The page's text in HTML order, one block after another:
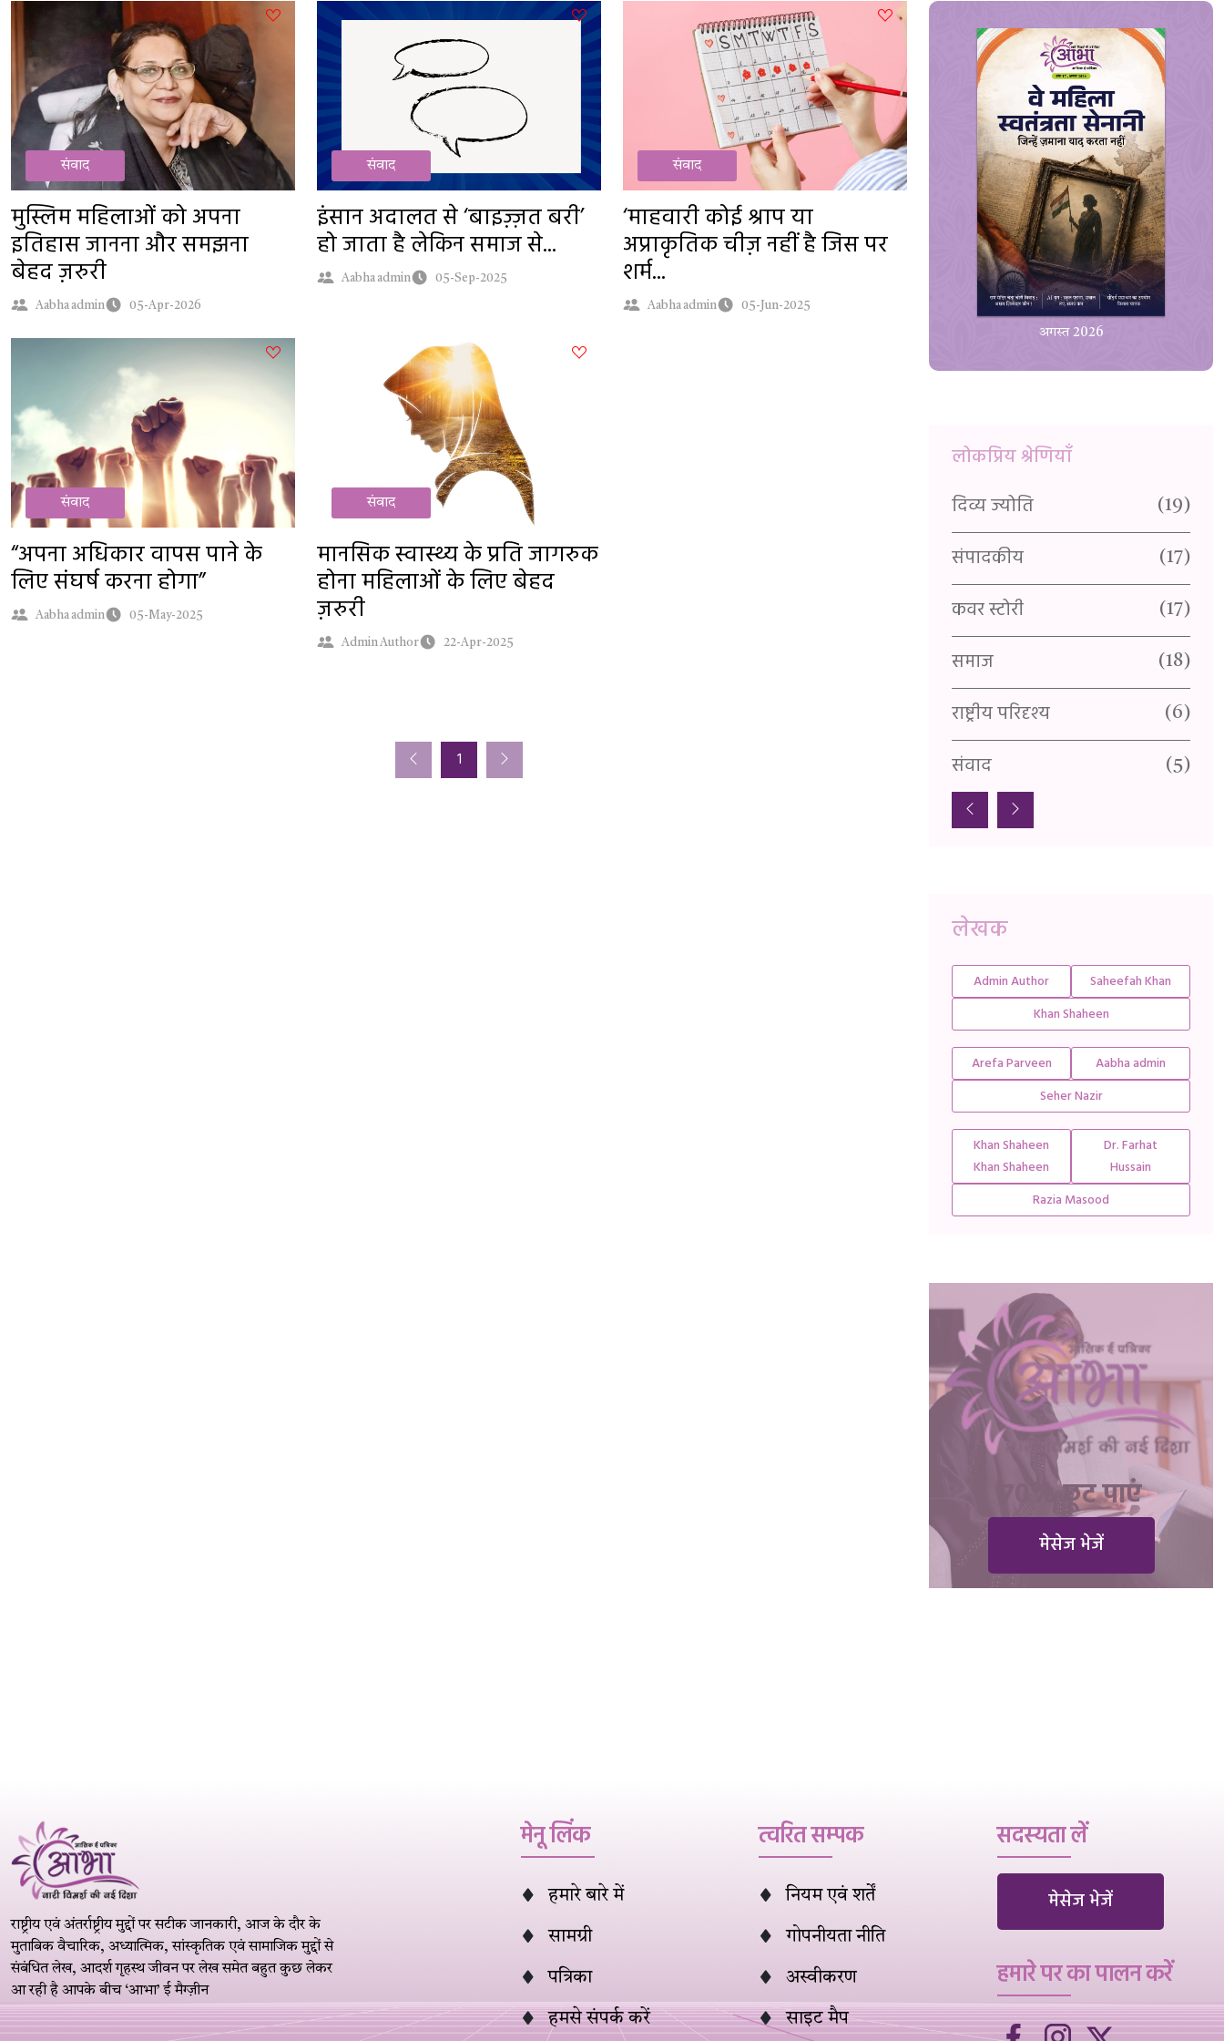
संवाद
मुस्लिम महिलाओं को अपना
इतिहास जानना और समझना
बेहद ज़रुरी
Aabha admin 05-Apr-2026
संवाद
इंसान अदालत से ‘बाइज़्ज़त बरी’
हो जाता है लेकिन समाज से...
Aabha admin 05-Sep-2025
संवाद
‘माहवारी कोई श्राप या
अप्राकृतिक चीज़ नहीं है जिस पर
शर्म...
Aabha admin 05-Jun-2025
संवाद
“अपना अधिकार वापस पाने के
लिए संघर्ष करना होगा”
Aabha admin 05-May-2025
संवाद
मानसिक स्वास्थ्य के प्रति जागरुक
होना महिलाओं के लिए बेहद
ज़रुरी
Admin Author 22-Apr-2025
1
अगस्त 2026
लोकप्रिय श्रेणियाँ
दिव्य ज्योति (19)
संपादकीय (17)
कवर स्टोरी (17)
समाज (18)
राष्ट्रीय परिदृश्य (6)
संवाद (5)
लेखक
Admin Author
Saheefah Khan
Khan Shaheen
Arefa Parveen
Aabha admin
Seher Nazir
Khan Shaheen
Khan Shaheen
Dr. Farhat
Hussain
Razia Masood
70% छूट पाएं
मेसेज भेजें
राष्ट्रीय एवं अंतर्राष्ट्रीय मुद्दों पर सटीक जानकारी, आज के दौर के
मुताबिक वैचारिक, अध्यात्मिक, सांस्कृतिक एवं सामाजिक मुद्दों से
संबंधित लेख, आदर्श गृहस्थ जीवन पर लेख समेत बहुत कुछ लेकर
आ रही है आपके बीच ‘आभा’ ई मैग्ज़ीन
मेनू लिंक
हमारे बारे में
सामग्री
पत्रिका
हमसे संपर्क करें
त्वरित सम्पक
नियम एवं शर्तें
गोपनीयता नीति
अस्वीकरण
साइट मैप
सदस्यता लें
मेसेज भेजें
हमारे पर का पालन करें